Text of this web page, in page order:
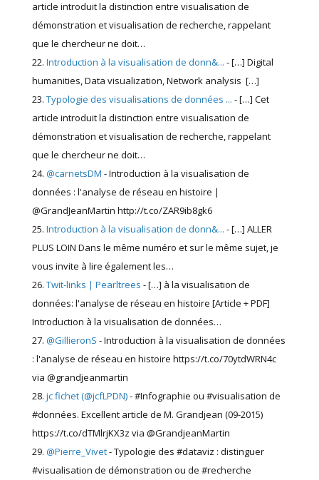
article introduit la distinction entre visualisation de
démonstration et visualisation de recherche, rappelant
que le chercheur ne doit…
Introduction à la visualisation de donn&... - […] Digital
humanities, Data visualization, Network analysis […]
Typologie des visualisations de données ... - […] Cet
article introduit la distinction entre visualisation de
démonstration et visualisation de recherche, rappelant
que le chercheur ne doit…
@carnetsDM - Introduction à la visualisation de
données : l'analyse de réseau en histoire |
@GrandJeanMartin http://t.co/ZAR9ib8gk6
Introduction à la visualisation de donn&... - […] ALLER
PLUS LOIN Dans le même numéro et sur le même sujet, je
vous invite à lire également les…
Twit-links | Pearltrees - […] à la visualisation de
données: l'analyse de réseau en histoire [Article + PDF]
Introduction à la visualisation de données…
@GillieronS - Introduction à la visualisation de données
: l'analyse de réseau en histoire https://t.co/70ytdWRN4c
via @grandjeanmartin
jc fichet (@jcfLPDN)- #Infographie ou #visualisation de
#données. Excellent article de M. Grandjean (09-2015)
https://t.co/dTMlrjKX3z via @GrandjeanMartin
@Pierre_Vivet- Typologie des #dataviz : distinguer
#visualisation de démonstration ou de #recherche